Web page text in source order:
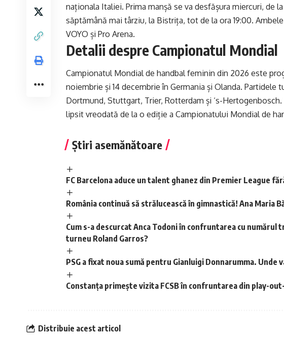
naționala Italiei. Prima manșă se va desfășura miercuri, de
săptămână mai târziu, la Bistrița, tot de la ora 19:00.
VOYO și Pro Arena.
Detalii despre Campionatul Mondial
Campionatul Mondial de handbal feminin din 2026 este
noiembrie și 14 decembrie în Germania și Olanda. Partidele
Dortmund, Stuttgart, Trier, Rotterdam și ‘s-
lipsit vreodată de la o ediție a Campionatului Mondial de
Știri asemănătoare
FC Barcelona aduce un talent ghanez din Premier League
România continuă să strălucească în gimnastică! Ana Maria
Cum s-a descurcat Anca Todoni în confruntarea cu numărul
turneu Roland Garros?
PSG a fixat noua sumă pentru Gianluigi Donnarumma. Unde
Constanța primește vizita FCSB în confruntarea din play-
Distribuie acest articol